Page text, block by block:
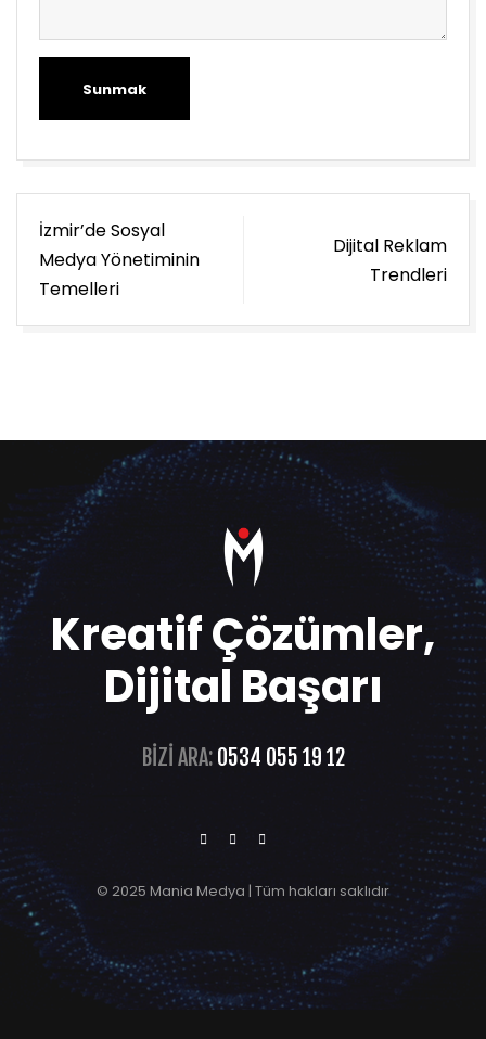
Sunmak
Yazı
gezinmesi
İzmir’de Sosyal
Medya Yönetiminin
Temelleri
Dijital Reklam
Trendleri
Kreatif Çözümler,
Dijital Başarı
BIZI ARA: 0534 055 19 12
© 2025 Mania Medya | Tüm hakları saklıdır